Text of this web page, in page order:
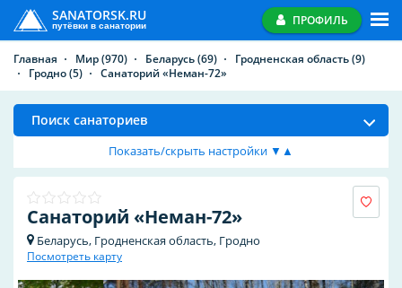
SANATORSK.RU
путёвки в санатории ПРОФИЛЬ
Главная Мир(970) Беларусь(69) Гродненская область(9)
Гродно(5) Санаторий «Неман-72»
Поиск санаториев
Показать/скрыть настройки ▼▲
Санаторий «Неман-72»
Беларусь, Гродненская область, Гродно
Посмотреть карту